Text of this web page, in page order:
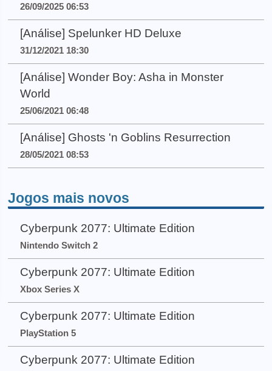
26/09/2025 06:53
[Análise] Spelunker HD Deluxe
31/12/2021 18:30
[Análise] Wonder Boy: Asha in Monster
World
25/06/2021 06:48
[Análise] Ghosts 'n Goblins Resurrection
28/05/2021 08:53
Jogos mais novos
Cyberpunk 2077: Ultimate Edition
Nintendo Switch 2
Cyberpunk 2077: Ultimate Edition
Xbox Series X
Cyberpunk 2077: Ultimate Edition
PlayStation 5
Cyberpunk 2077: Ultimate Edition